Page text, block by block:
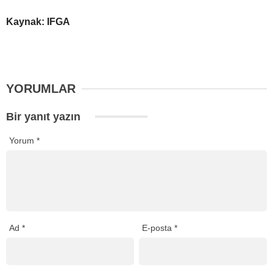
Kaynak: IFGA
YORUMLAR
Bir yanıt yazın
Yorum *
Ad * E-posta*